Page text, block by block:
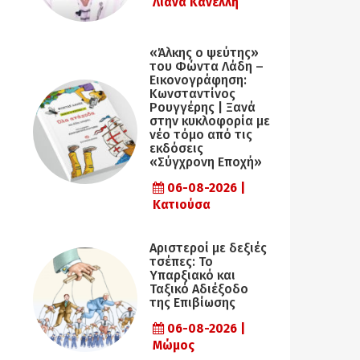
«Άλκης ο ψεύτης»
του Φώντα Λάδη –
Εικονογράφηση:
Κωνσταντίνος
Ρουγγέρης | Ξανά
στην κυκλοφορία με
νέο τόμο από τις
εκδόσεις
«Σύγχρονη Εποχή»
06-08-2026 |
Κατιούσα
Αριστεροί με δεξιές
τσέπες: Το
Υπαρξιακό και
Ταξικό Αδιέξοδο
της Επιβίωσης
06-08-2026 |
Μώμος